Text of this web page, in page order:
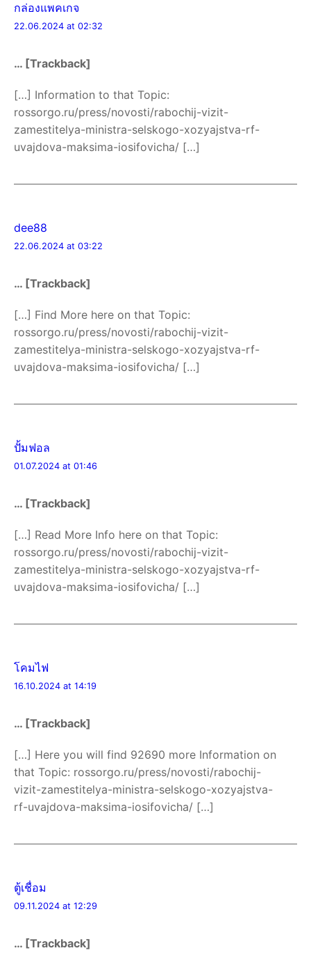
กล่องแพคเกจ
22.06.2024 at 02:32
… [Trackback]
[…] Information to that Topic:
rossorgo.ru/press/novosti/rabochij-vizit-
zamestitelya-ministra-selskogo-xozyajstva-rf-
uvajdova-maksima-iosifovicha/ […]
dee88
22.06.2024 at 03:22
… [Trackback]
[…] Find More here on that Topic:
rossorgo.ru/press/novosti/rabochij-vizit-
zamestitelya-ministra-selskogo-xozyajstva-rf-
uvajdova-maksima-iosifovicha/ […]
ปั้มฟอล
01.07.2024 at 01:46
… [Trackback]
[…] Read More Info here on that Topic:
rossorgo.ru/press/novosti/rabochij-vizit-
zamestitelya-ministra-selskogo-xozyajstva-rf-
uvajdova-maksima-iosifovicha/ […]
โคมไฟ
16.10.2024 at 14:19
… [Trackback]
[…] Here you will find 92690 more Information on
that Topic: rossorgo.ru/press/novosti/rabochij-
vizit-zamestitelya-ministra-selskogo-xozyajstva-
rf-uvajdova-maksima-iosifovicha/ […]
ตู้เชื่อม
09.11.2024 at 12:29
… [Trackback]